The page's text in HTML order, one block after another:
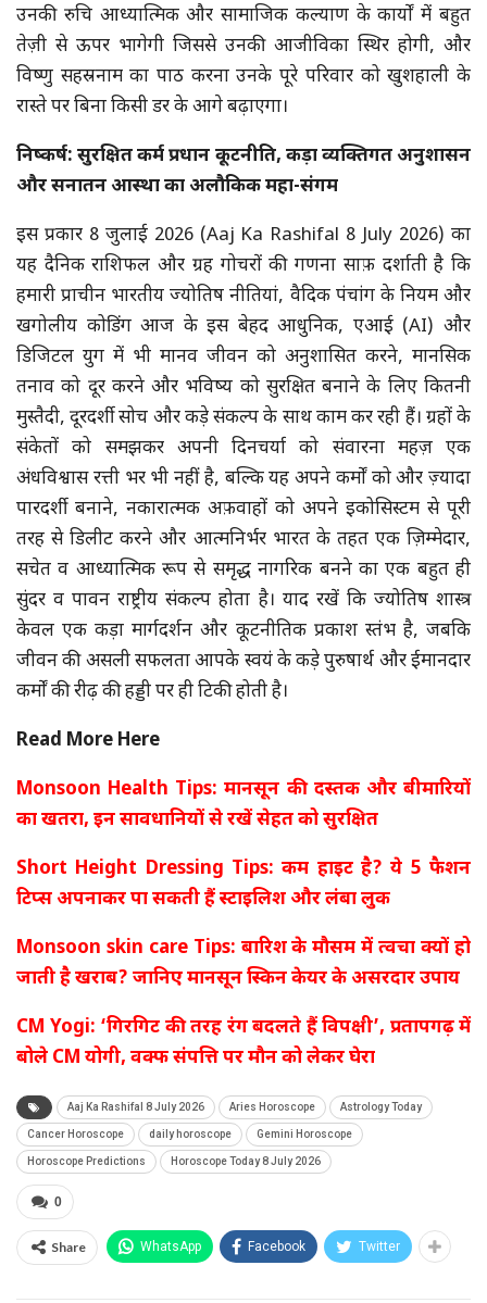
उनकी रुचि आध्यात्मिक और सामाजिक कल्याण के कार्यों में बहुत
तेज़ी से ऊपर भागेगी जिससे उनकी आजीविका स्थिर होगी, और
विष्णु सहस्रनाम का पाठ करना उनके पूरे परिवार को खुशहाली के
रास्ते पर बिना किसी डर के आगे बढ़ाएगा।
निष्कर्ष: सुरक्षित कर्म प्रधान कूटनीति, कड़ा व्यक्तिगत अनुशासन
और सनातन आस्था का अलौकिक महा-संगम
इस प्रकार 8 जुलाई 2026 (Aaj Ka Rashifal 8 July 2026) का
यह दैनिक राशिफल और ग्रह गोचरों की गणना साफ़ दर्शाती है कि
हमारी प्राचीन भारतीय ज्योतिष नीतियां, वैदिक पंचांग के नियम और
खगोलीय कोडिंग आज के इस बेहद आधुनिक, एआई (AI) और
डिजिटल युग में भी मानव जीवन को अनुशासित करने, मानसिक
तनाव को दूर करने और भविष्य को सुरक्षित बनाने के लिए कितनी
मुस्तैदी, दूरदर्शी सोच और कड़े संकल्प के साथ काम कर रही हैं। ग्रहों के
संकेतों को समझकर अपनी दिनचर्या को संवारना महज़ एक
अंधविश्वास रत्ती भर भी नहीं है, बल्कि यह अपने कर्मों को और ज़्यादा
पारदर्शी बनाने, नकारात्मक अफ़वाहों को अपने इकोसिस्टम से पूरी
तरह से डिलीट करने और आत्मनिर्भर भारत के तहत एक ज़िम्मेदार,
सचेत व आध्यात्मिक रूप से समृद्ध नागरिक बनने का एक बहुत ही
सुंदर व पावन राष्ट्रीय संकल्प होता है। याद रखें कि ज्योतिष शास्त्र
केवल एक कड़ा मार्गदर्शन और कूटनीतिक प्रकाश स्तंभ है, जबकि
जीवन की असली सफलता आपके स्वयं के कड़े पुरुषार्थ और ईमानदार
कर्मों की रीढ़ की हड्डी पर ही टिकी होती है।
Read More Here
Monsoon Health Tips: मानसून की दस्तक और बीमारियों
का खतरा, इन सावधानियों से रखें सेहत को सुरक्षित
Short Height Dressing Tips: कम हाइट है? ये 5 फैशन
टिप्स अपनाकर पा सकती हैं स्टाइलिश और लंबा लुक
Monsoon skin care Tips: बारिश के मौसम में त्वचा क्यों हो
जाती है खराब? जानिए मानसून स्किन केयर के असरदार उपाय
CM Yogi: ‘गिरगिट की तरह रंग बदलते हैं विपक्षी’, प्रतापगढ़ में
बोले CM योगी, वक्फ संपत्ति पर मौन को लेकर घेरा
Aaj Ka Rashifal 8 July 2026 Aries Horoscope Astrology Today
Cancer Horoscope daily horoscope Gemini Horoscope
Horoscope Predictions Horoscope Today 8 July 2026
0
Share WhatsApp Facebook Twitter